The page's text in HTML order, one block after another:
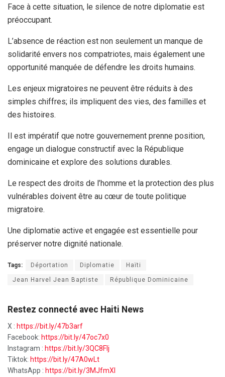
Face à cette situation, le silence de notre diplomatie est
préoccupant.
L’absence de réaction est non seulement un manque de
solidarité envers nos compatriotes, mais également une
opportunité manquée de défendre les droits humains.
Les enjeux migratoires ne peuvent être réduits à des
simples chiffres; ils impliquent des vies, des familles et
des histoires.
Il est impératif que notre gouvernement prenne position,
engage un dialogue constructif avec la République
dominicaine et explore des solutions durables.
Le respect des droits de l’homme et la protection des plus
vulnérables doivent être au cœur de toute politique
migratoire.
Une diplomatie active et engagée est essentielle pour
préserver notre dignité nationale.
Tags: Déportation Diplomatie Haïti
Jean Harvel Jean Baptiste République Dominicaine
Restez connecté avec Haiti News
X : https://bit.ly/47b3arf
Facebook: https://bit.ly/47oc7x0
Instagram : https://bit.ly/3QC8FIj
Tiktok: https://bit.ly/47A0wLt
WhatsApp : https://bit.ly/3MJfmXI